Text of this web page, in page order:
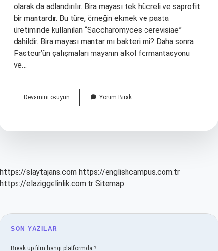
olarak da adlandırılır. Bira mayası tek hücreli ve saprofit
bir mantardır. Bu türe, örneğin ekmek ve pasta
üretiminde kullanılan “Saccharomyces cerevisiae”
dahildir. Bira mayası mantar mı bakteri mi? Daha sonra
Pasteur’ün çalışmaları mayanın alkol fermantasyonu
ve…
Devamını okuyun
Mayası
Girer
Yorum Bırak
https://slaytajans.com https://englishcampus.com.tr
https://elaziggelinlik.com.tr Sitemap
SIDEBAR
SON YAZILAR
Break up film hangi platformda ?